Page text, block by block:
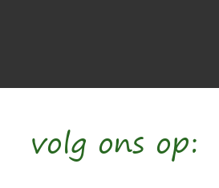
volg ons op: